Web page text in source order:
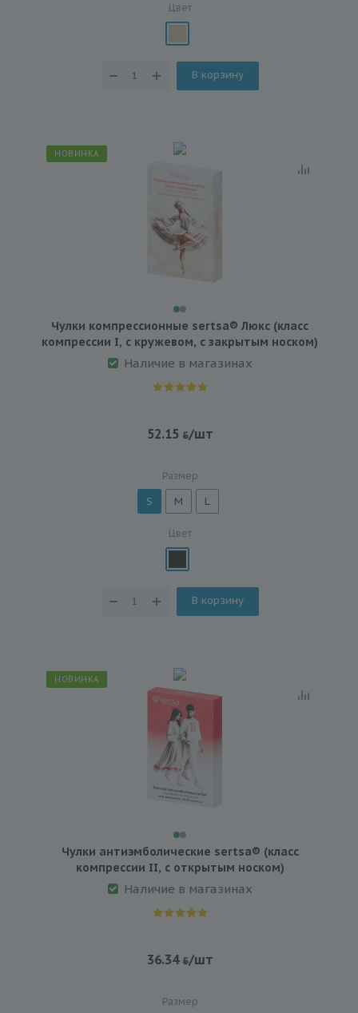
Цвет
В корзину
НОВИНКА
Чулки компрессионные sertsa® Люкс (класс
компрессии I, с кружевом, с закрытым носком)
Наличие в магазинах
52.15 /шт
Размер
S M L
Цвет
В корзину
НОВИНКА
Чулки антиэмболические sertsa® (класс
компрессии II, с открытым носком)
Наличие в магазинах
36.34 /шт
Размер